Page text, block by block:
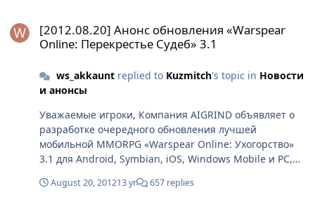
[2012.08.20] Анонс обновления «Warspear
Online: Перекрестье Судеб» 3.1
ws_akkauntreplied to Kuzmitch's topic in Новости
и анонсы
Уважаемые игроки, Компания AIGRIND объявляет о
разработке очередного обновления лучшей
мобильной MMORPG «Warspear Online: Ухогорство»
3.1 для Android, Symbian, iOS, Windows Mobile и PC,
Игроков ждет совершенно новая система получать
August 20, 201213 yr 657 replies